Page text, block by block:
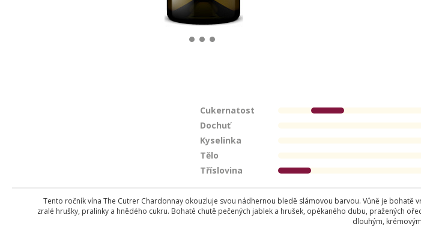
Cukernatost
Dochuť
Kyselinka
Tělo
Tříslovina
Tento ročník vína The Cutrer Chardonnay okouzluje svou nádhernou bledě slámovou barvou. Vůně je
zralé hrušky, pralinky a hnědého cukru. Bohaté chutě pečených jablek a hrušek, opékaného dubu, pražených
dlouhým,